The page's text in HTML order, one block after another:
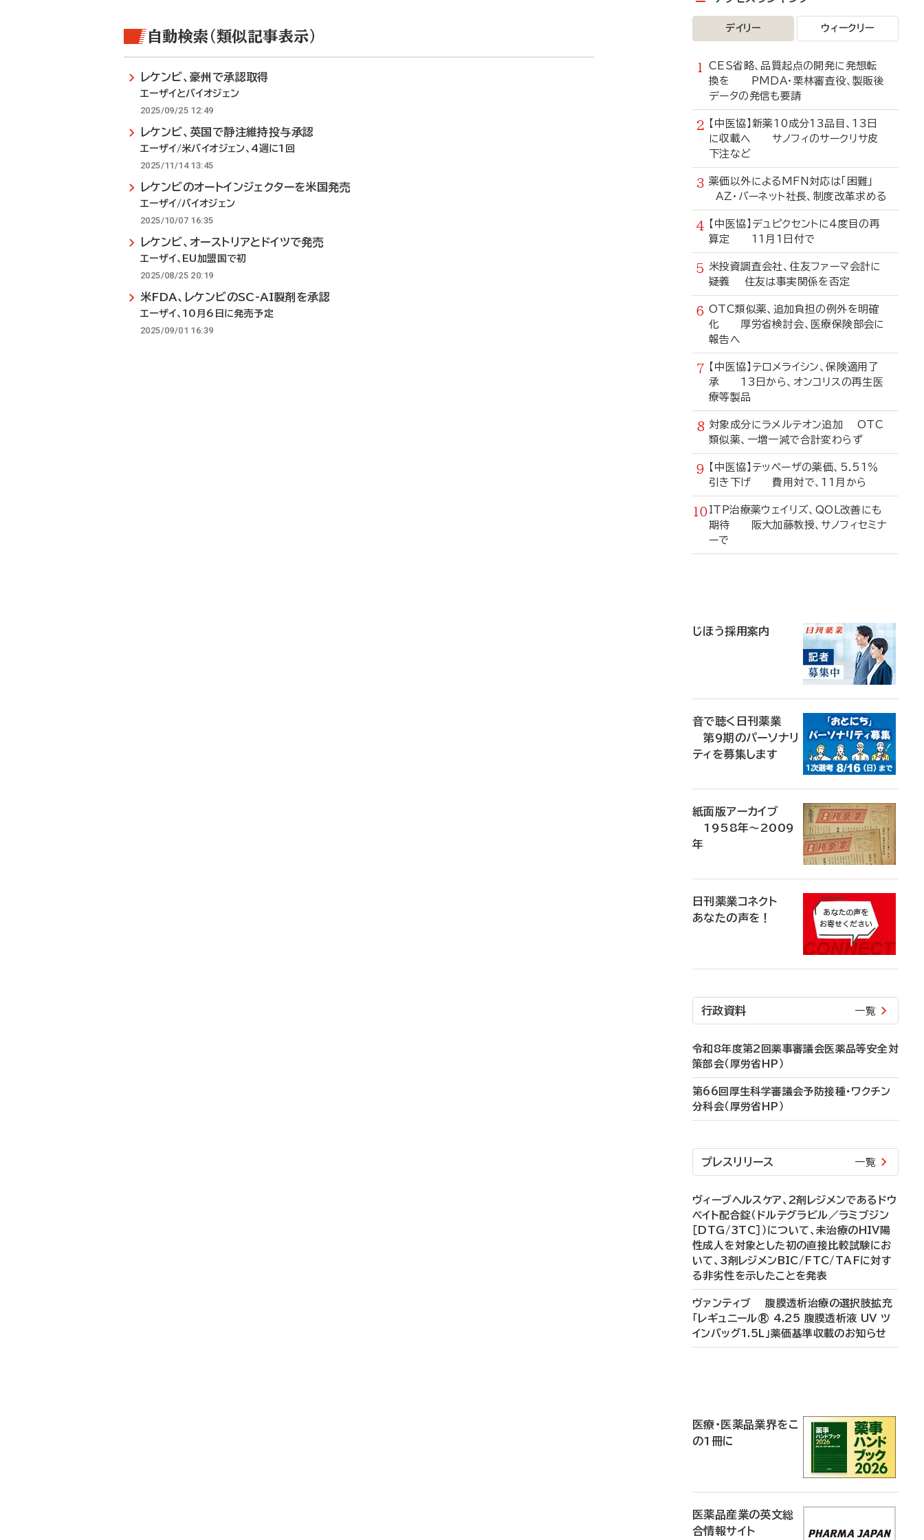
自動検索（類似記事表示）
レケンビ、豪州で承認取得
エーザイとバイオジェン
2025/09/25 12:49
レケンビ、英国で静注維持投与承認
エーザイ/米バイオジェン、4週に1回
2025/11/14 13:45
レケンビのオートインジェクターを米国発売
エーザイ/バイオジェン
2025/10/07 16:35
レケンビ、オーストリアとドイツで発売
エーザイ、EU加盟国で初
2025/08/25 20:19
米FDA、レケンビのSC-AI製剤を承認
エーザイ、10月6日に発売予定
2025/09/01 16:39
デイリー ウィークリー
CES省略、品質起点の開発に発想転
換を PMDA・栗林審査役、製販後
データの発信も要請
【中医協】新薬10成分13品目、13日
に収載へ サノフィのサークリサ皮
下注など
薬価以外によるMFN対応は「困難」
AZ・バーネット社長、制度改革求める
【中医協】デュピクセントに4度目の再
算定 11月1日付で
米投資調査会社、住友ファーマ会計に
疑義 住友は事実関係を否定
OTC類似薬、追加負担の例外を明確
化 厚労省検討会、医療保険部会に
報告へ
【中医協】テロメライシン、保険適用了
承 13日から、オンコリスの再生医
療等製品
対象成分にラメルテオン追加 OTC
類似薬、一増一減で合計変わらず
【中医協】テッペーザの薬価、5.51％
引き下げ 費用対で、11月から
ITP治療薬ウェイリズ、QOL改善にも
期待 阪大加藤教授、サノフィセミナ
ーで
じほう採用案内
音で聴く日刊薬業
第9期のパーソナリ
ティを募集します
紙面版アーカイブ
1958年～2009
年
日刊薬業コネクト
あなたの声を！
行政資料 一覧
令和8年度第2回薬事審議会医薬品等安全対
策部会（厚労省HP）
第66回厚生科学審議会予防接種・ワクチン
分科会（厚労省HP）
プレスリリース 一覧
ヴィーブヘルスケア、2剤レジメンであるドウ
ベイト配合錠（ドルテグラビル／ラミブジン
［DTG/3TC］）について、未治療のHIV陽
性成人を対象とした初の直接比較試験にお
いて、3剤レジメンBIC/FTC/TAFに対す
る非劣性を示したことを発表
ヴァンティブ 腹膜透析治療の選択肢拡充
「レギュニール® 4.25 腹膜透析液 UV ツ
インバッグ1.5L」薬価基準収載のお知らせ
医療・医薬品業界をこ
の1冊に
医薬品産業の英文総
合情報サイト